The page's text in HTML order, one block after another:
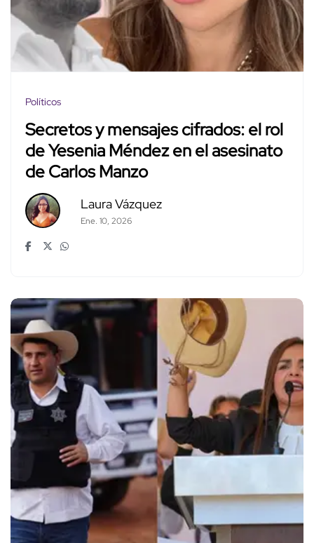
Políticos
Secretos y mensajes cifrados: el rol
de Yesenia Méndez en el asesinato
de Carlos Manzo
Laura Vázquez
Ene. 10, 2026